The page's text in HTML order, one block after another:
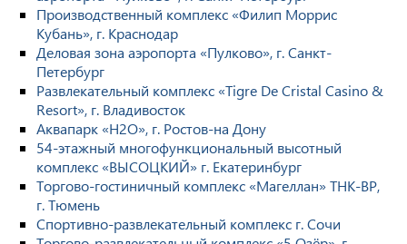
Производственный комплекс «Филип Моррис
Кубань», г. Краснодар
Деловая зона аэропорта «Пулково», г. Санкт-
Петербург
Развлекательный комплекс «Tigre De Cristal Casino &
Resort», г. Владивосток
Аквапарк «H2O», г. Ростов-на Дону
54-этажный многофункциональный высотный
комплекс «ВЫСОЦКИЙ» г. Екатеринбург
Торгово-гостиничный комплекс «Магеллан» ТНК-ВР,
г. Тюмень
Спортивно-развлекательный комплекс г. Сочи